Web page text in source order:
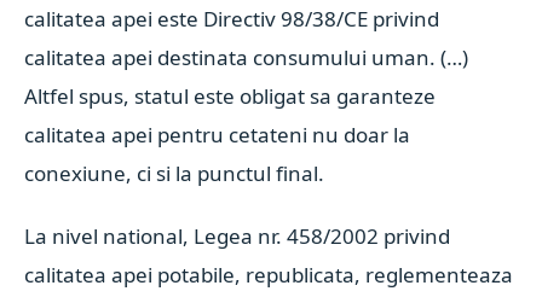
calitatea apei este Directiv 98/38/CE privind
calitatea apei destinata consumului uman. (…)
Altfel spus, statul este obligat sa garanteze
calitatea apei pentru cetateni nu doar la
conexiune, ci si la punctul final.
La nivel national, Legea nr. 458/2002 privind
calitatea apei potabile, republicata, reglementeaza